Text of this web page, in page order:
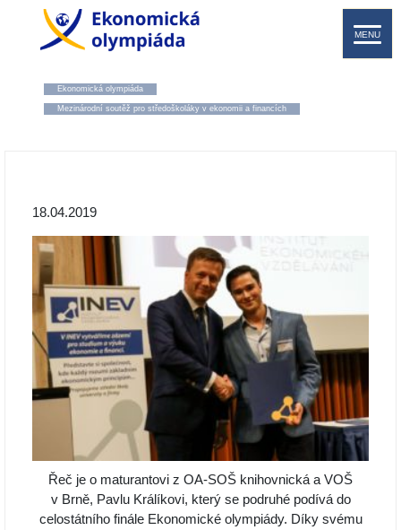
MENU
Ekonomická olympiáda
Mezinárodní soutěž pro středoškoláky v ekonomii a financích
18.04.2019
Řeč je o maturantovi z OA-SOŠ knihovnická a VOŠ
v Brně, Pavlu Králíkovi, který se podruhé podívá do
celostátního finále Ekonomické olympiády. Díky svému